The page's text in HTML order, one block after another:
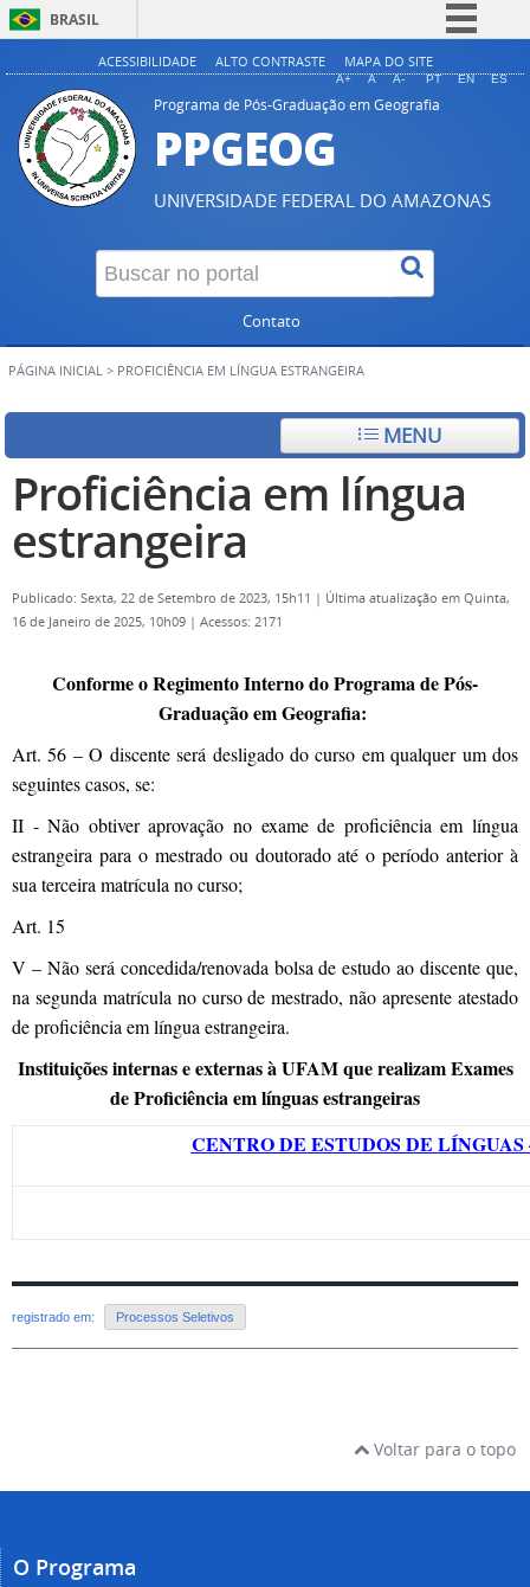
BRASIL
Simplifique!
Comunica BR
Acesso à informação
Legislação
Canais
ACESSIBILIDADE ALTO CONTRASTE MAPA DO SITE
A+ A A- PT EN ES
Programa de Pós-Graduação em Geografia
PPGEOG
UNIVERSIDADE FEDERAL DO AMAZONAS
Contato
PÁGINA INICIAL > PROFICIÊNCIA EM LÍNGUA ESTRANGEIRA
MENU
Proficiência em língua
estrangeira
Publicado: Sexta, 22 de Setembro de 2023, 15h11 | Última atualização em Quinta,
16 de Janeiro de 2025, 10h09 | Acessos: 2171
Conforme o Regimento Interno do Programa de Pós-
Graduação em Geografia:
Art. 56 – O discente será desligado do curso em qualquer um dos
seguintes casos, se:
II - Não obtiver aprovação no exame de proficiência em língua
estrangeira para o mestrado ou doutorado até o período anterior à
sua terceira matrícula no curso;
Art. 15
V – Não será concedida/renovada bolsa de estudo ao discente que,
na segunda matrícula no curso de mestrado, não apresente atestado
de proficiência em língua estrangeira.
Instituições internas e externas à UFAM que realizam Exames
de Proficiência em línguas estrangeiras
CENTRO DE ESTUDOS DE
registrado em: Processos Seletivos
Voltar para o topo
O Programa